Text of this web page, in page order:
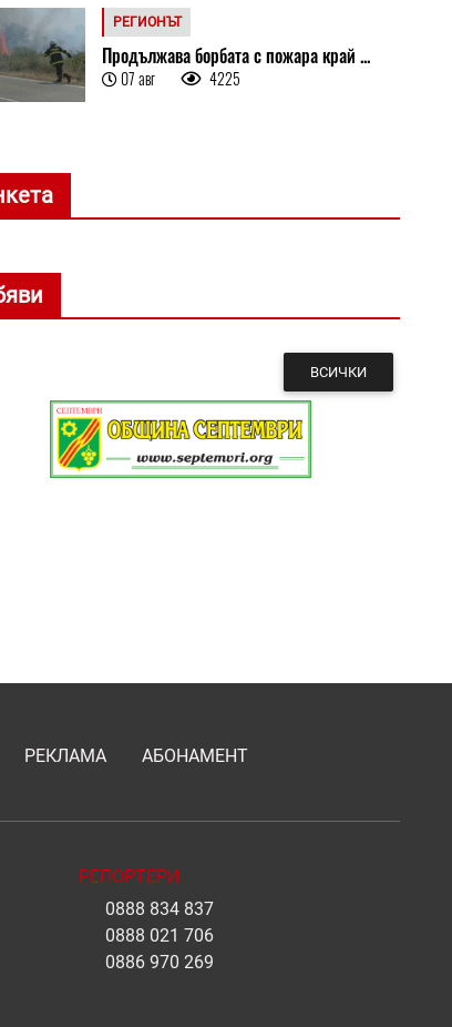
РЕГИОНЪТ
Продължава борбата с пожара край ...
07 авг 4225
ВСИЧКИ
РЕКЛАМА АБОНАМЕНТ
РЕПОРТЕРИ
0888 834 837
0888 021 706
0886 970 269